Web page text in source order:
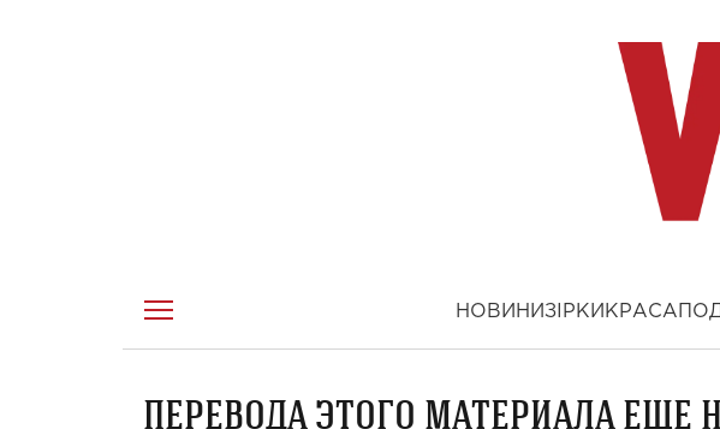
НОВИНИ ЗІРКИ КРАСА
ПЕРЕВОДА ЭТОГО МАТЕРИАЛА ЕЩЕ